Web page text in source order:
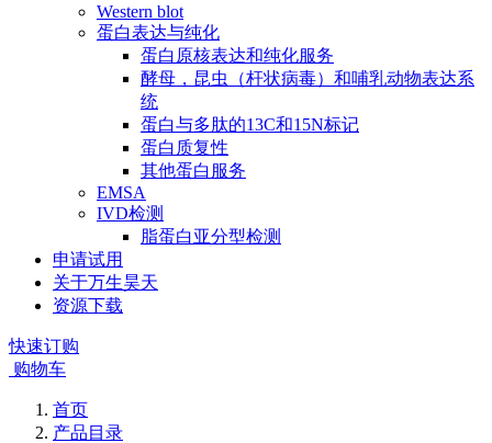
Western blot
蛋白表达与纯化
蛋白原核表达和纯化服务
酵母，昆虫（杆状病毒）和哺乳动物表达系
统
蛋白与多肽的13C和15N标记
蛋白质复性
其他蛋白服务
EMSA
IVD检测
脂蛋白亚分型检测
申请试用
关于万生昊天
资源下载
快速订购
购物车
首页
产品目录